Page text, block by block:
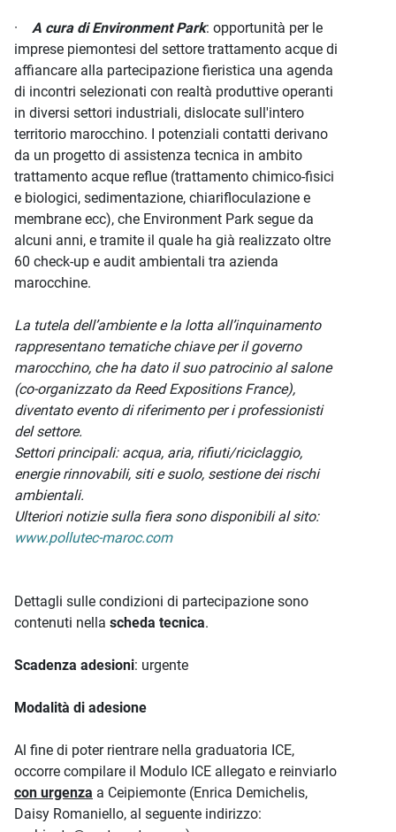
· A cura di Environment Park: opportunità per le
imprese piemontesi del settore trattamento acque di
affiancare alla partecipazione fieristica una agenda
di incontri selezionati con realtà produttive operanti
in diversi settori industriali, dislocate sull'intero
territorio marocchino. I potenziali contatti derivano
da un progetto di assistenza tecnica in ambito
trattamento acque reflue (trattamento chimico-fisici
e biologici, sedimentazione, chiarifloculazione e
membrane ecc), che Environment Park segue da
alcuni anni, e tramite il quale ha già realizzato oltre
60 check-up e audit ambientali tra azienda
marocchine.
La tutela dell’ambiente e la lotta all’inquinamento
rappresentano tematiche chiave per il governo
marocchino, che ha dato il suo patrocinio al salone
(co-organizzato da Reed Expositions France),
diventato evento di riferimento per i professionisti
del settore.
Settori principali: acqua, aria, rifiuti/riciclaggio,
energie rinnovabili, siti e suolo, sestione dei rischi
ambientali.
Ulteriori notizie sulla fiera sono disponibili al sito:
www.pollutec-maroc.com
Dettagli sulle condizioni di partecipazione sono
contenuti nella scheda tecnica.
Scadenza adesioni: urgente
Modalità di adesione
Al fine di poter rientrare nella graduatoria ICE,
occorre compilare il Modulo ICE allegato e reinviarlo
con urgenza a Ceipiemonte (Enrica Demichelis,
Daisy Romaniello, al seguente indirizzo: